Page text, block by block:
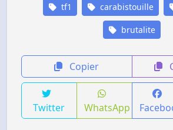
tf1 carabistouille
brutalite
Copier
Twitter WhatsApp